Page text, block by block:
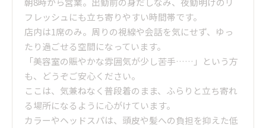
フレッシュにも立ち寄りやすい時間帯です。
店内は1席のみ。周りの視線や会話を気にせず、ゆっ
たり過ごせる空間になっています。
「美容室の賑やかな雰囲気が少し苦手……」という方
も、どうぞご安心ください。
ここは、気兼ねなく普段着のまま、ふらりと立ち寄れ
る場所になるように心がけています。
カラーやヘッドスパは、頭皮や髪への負担を抑えた低